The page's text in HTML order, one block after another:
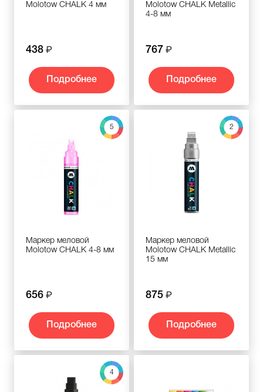
Molotow CHALK 4 мм
438
Подробнее
Molotow CHALK Metallic
4-8 мм
767
Подробнее
5
Маркер меловой
Molotow CHALK 4-8 мм
656
Подробнее
2
Маркер меловой
Molotow CHALK Metallic
15 мм
875
Подробнее
4